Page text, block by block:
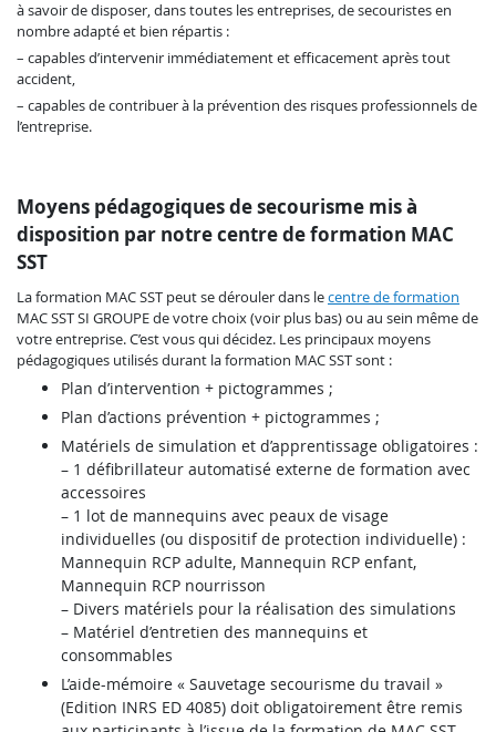
à savoir de disposer, dans toutes les entreprises, de secouristes en
nombre adapté et bien répartis :
– capables d’intervenir immédiatement et efficacement après tout
accident,
– capables de contribuer à la prévention des risques professionnels de
l’entreprise.
Moyens pédagogiques de secourisme mis à
disposition par notre centre de formation MAC
SST
La formation MAC SST peut se dérouler dans lecentre de formation
MAC SST SI GROUPE de votre choix (voir plus bas) ou au sein même de
votre entreprise. C’est vous qui décidez. Les principaux moyens
pédagogiques utilisés durant la formation MAC SST sont :
Plan d’intervention + pictogrammes ;
Plan d’actions prévention + pictogrammes ;
Matériels de simulation et d’apprentissage obligatoires :
– 1 défibrillateur automatisé externe de formation avec
accessoires
– 1 lot de mannequins avec peaux de visage
individuelles (ou dispositif de protection individuelle) :
Mannequin RCP adulte, Mannequin RCP enfant,
Mannequin RCP nourrisson
– Divers matériels pour la réalisation des simulations
– Matériel d’entretien des mannequins et
consommables
L’aide-mémoire « Sauvetage secourisme du travail »
(Edition INRS ED 4085) doit obligatoirement être remis